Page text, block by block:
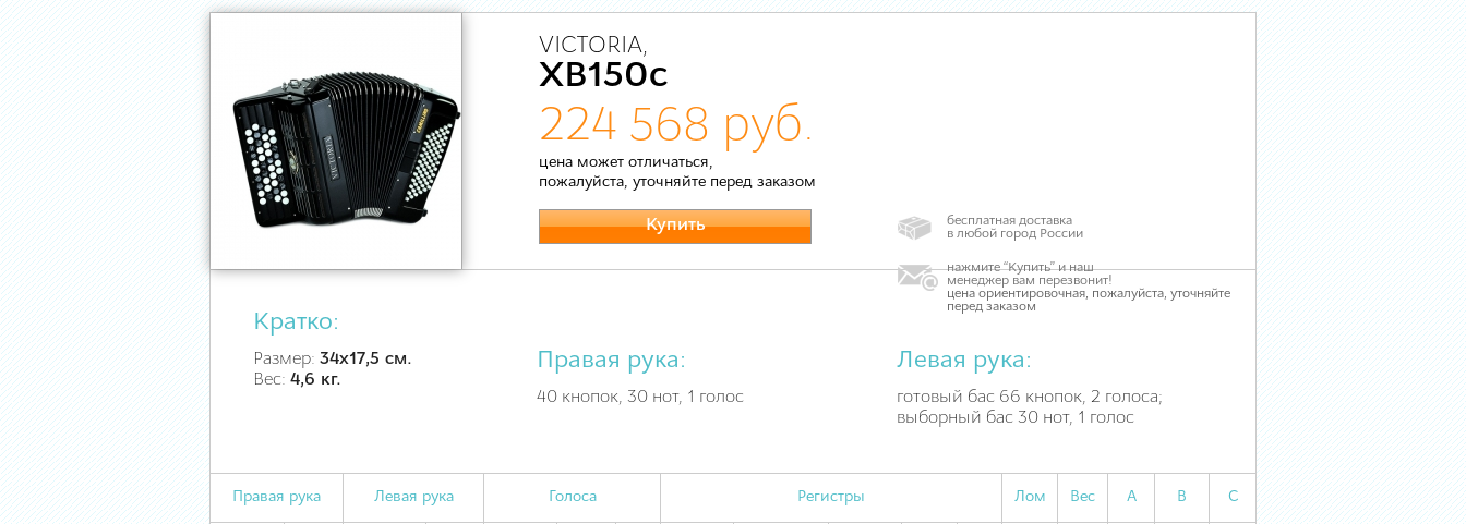
VICTORIA,
XB150c
224 568 руб.
цена может отличаться,
пожалуйста, уточняйте перед заказом
Купить
бесплатная доставка
в любой город России
нажмите “Купить” и наш
менеджер вам перезвонит!
цена ориентировочная, пожалуйста, уточняйте
перед заказом
Кратко:
Размер: 34х17,5 см.
Вес: 4,6 кг.
Правая рука:
40 кнопок, 30 нот, 1 голос
Левая рука:
готовый бас 66 кнопок, 2 голоса;
выборный бас 30 нот, 1 голос
Правая рука Левая рука Голоса Регистры Лом Вес А В С